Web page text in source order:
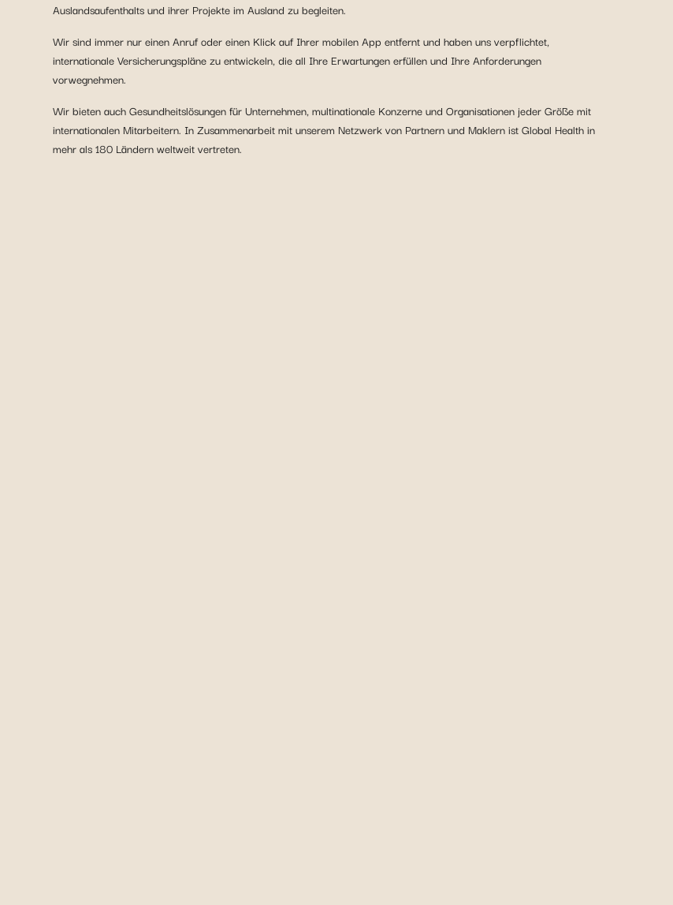
Auslandsaufenthalts und ihrer Projekte im Ausland zu begleiten.
Wir sind immer nur einen Anruf oder einen Klick auf Ihrer mobilen App entfernt und haben uns verpflichtet,
internationale Versicherungspläne zu entwickeln, die all Ihre Erwartungen erfüllen und Ihre Anforderungen
vorwegnehmen.
Wir bieten auch Gesundheitslösungen für Unternehmen, multinationale Konzerne und Organisationen jeder Größe mit
internationalen Mitarbeitern. In Zusammenarbeit mit unserem Netzwerk von Partnern und Maklern ist Global Health in
mehr als 180 Ländern weltweit vertreten.